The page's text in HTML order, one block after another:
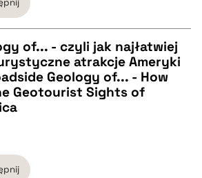
of... - czyli jak najłatwiej
atrakcje Ameryki
Geology of... - How
Geotourist Sights of